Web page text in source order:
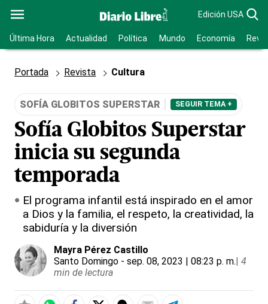
Edición USA
Última Hora Actualidad Política Mundo Economía
Portada Revista Cultura
SOFÍA GLOBITOS SUPERSTAR SEGUIR TEMA +
Sofía Globitos Superstar
inicia su segunda
temporada
El programa infantil está inspirado en el amor
a Dios y la familia, el respeto, la creatividad, la
sabiduría y la diversión
Mayra Pérez Castillo
Santo Domingo - sep. 08, 2023 | 08:23 p. m.| 4
min de lectura